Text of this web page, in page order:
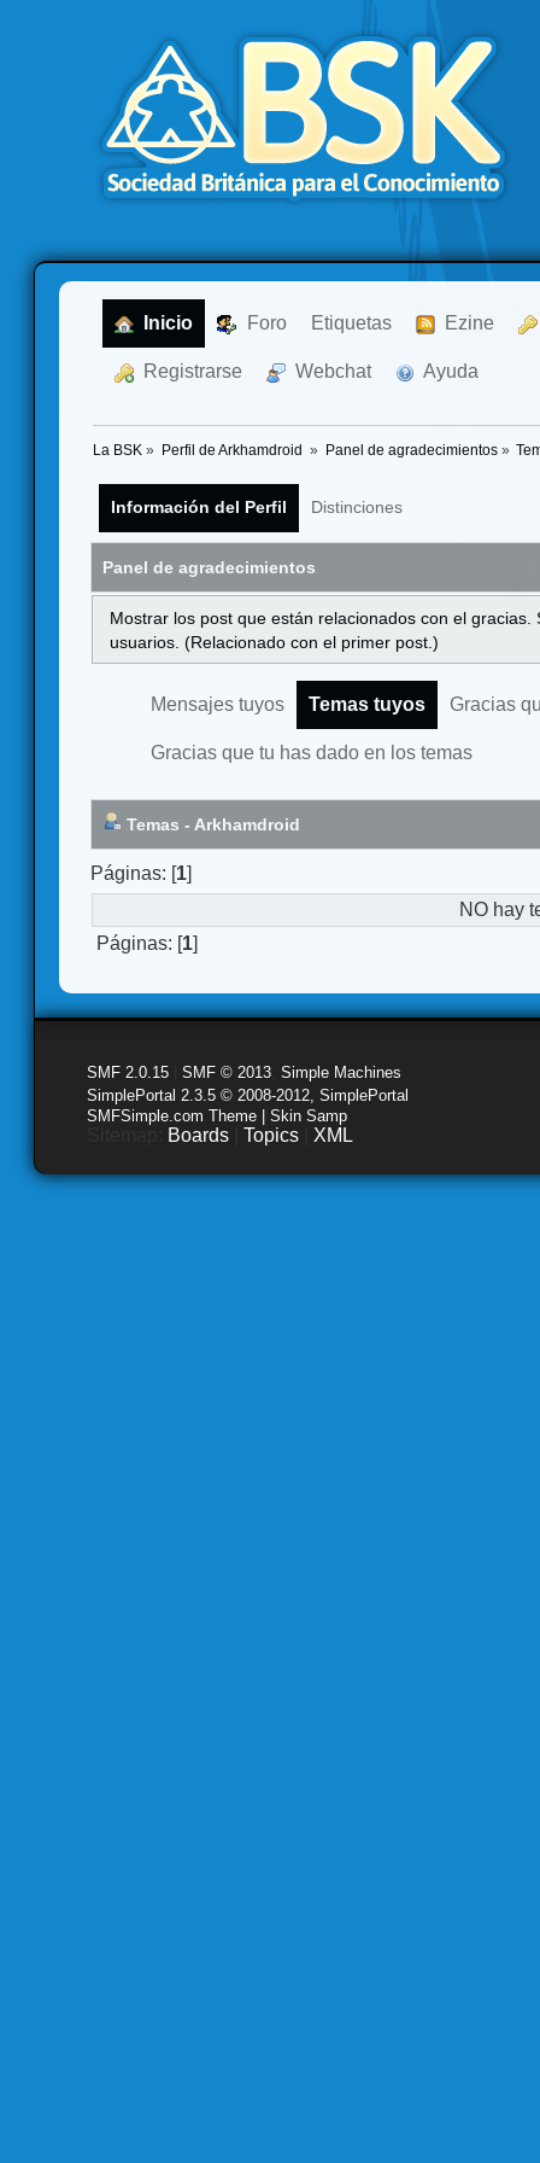
Inicio Foro Etiquetas Ezine
Registrarse Webchat Ayuda
La BSK » Perfil de Arkhamdroid » Panel de agradecimientos»
Información del Perfil Distinciones
Panel de agradecimientos
Mostrar los post que están relacionados con el
usuarios. (Relacionado con el primer post.)
Mensajes tuyos Temas tuyos Gracias
Gracias que tu has dado en los temas
Temas - Arkhamdroid
Páginas: [1]
NO hay
Páginas: [1]
SMF 2.0.15 SMF © 2013 Simple Machines
SimplePortal 2.3.5 © 2008-2012, SimplePortal
SMFSimple.com Theme | Skin Samp
Boards Topics XML